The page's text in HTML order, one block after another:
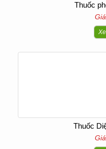
Thuốc
Thuốc